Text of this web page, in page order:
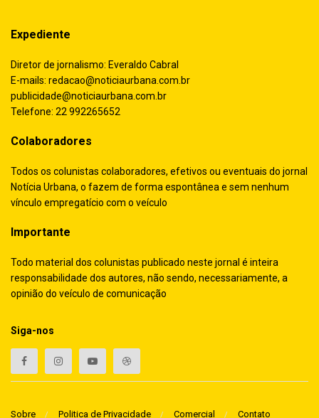
Expediente
Diretor de jornalismo: Everaldo Cabral
E-mails: redacao@noticiaurbana.com.br
publicidade@noticiaurbana.com.br
Telefone: 22 992265652
Colaboradores
Todos os colunistas colaboradores, efetivos ou eventuais do jornal
Notícia Urbana, o fazem de forma espontânea e sem nenhum
vínculo empregatício com o veículo
Importante
Todo material dos colunistas publicado neste jornal é inteira
responsabilidade dos autores, não sendo, necessariamente, a
opinião do veículo de comunicação
Siga-nos
Sobre Politica de Privacidade Comercial Contato